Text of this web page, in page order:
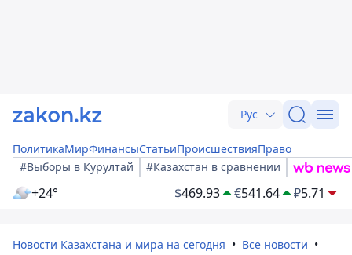
Рус
ПолитикаМирФинансыСтатьиПроисшествияПраво
#Выборы в Курултай
#Казахстан в сравнении
+24° $469.93 €541.64 ₽5.71
Новости Казахстана и мира на сегодня
Все новости